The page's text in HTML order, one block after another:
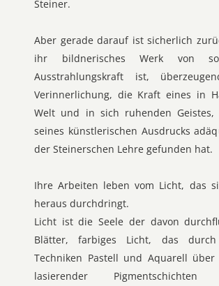
Steiner.
Aber gerade darauf ist sicherlich
ihr bildnerisches Werk von so
Ausstrahlungskraft ist,
Verinnerlichung, die Kraft eines in
Welt und in sich ruhenden
seines künstlerischen Ausdrucks
der Steinerschen Lehre gefunden hat.
Ihre Arbeiten leben vom Licht, das
heraus durchdringt.
Licht ist die Seele der davon
Blätter, farbiges Licht, das
Techniken Pastell und Aquarell über
lasierender